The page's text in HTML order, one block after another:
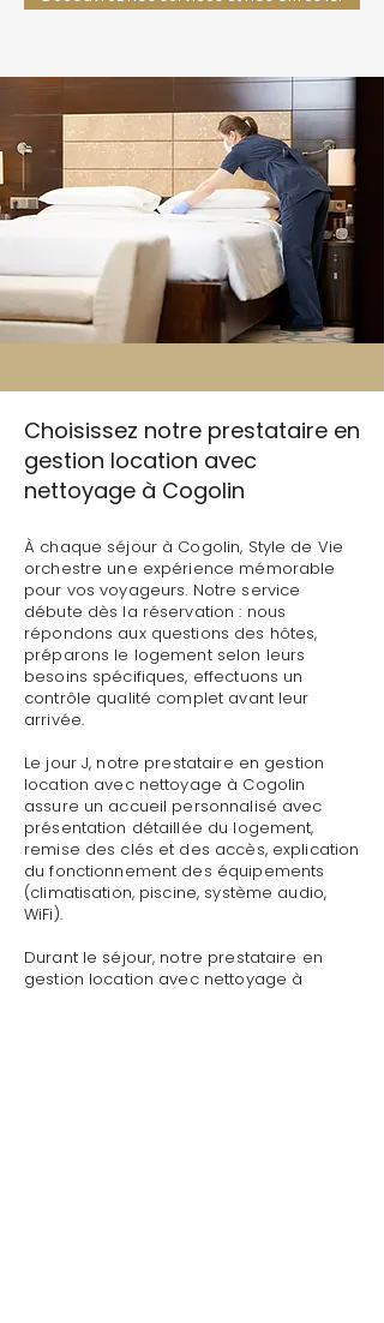
Choisissez notre prestataire en
gestion location avec
nettoyage à Cogolin
À chaque séjour à Cogolin, Style de Vie
orchestre une expérience mémorable
pour vos voyageurs. Notre service
débute dès la réservation : nous
répondons aux questions des hôtes,
préparons le logement selon leurs
besoins spécifiques, effectuons un
contrôle qualité complet avant leur
arrivée.
Le jour J, notre prestataire en gestion
location avec nettoyage à Cogolin
assure un accueil personnalisé avec
présentation détaillée du logement,
remise des clés et des accès, explication
du fonctionnement des équipements
(climatisation, piscine, système audio,
WiFi).
Durant le séjour, notre prestataire en
gestion location avec nettoyage à